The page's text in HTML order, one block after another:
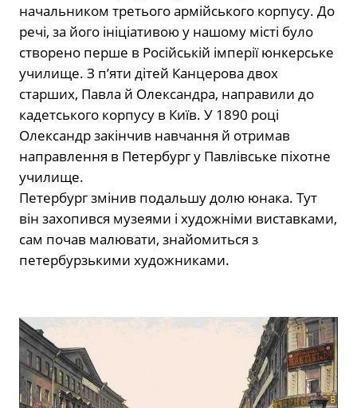
начальником третього армійського корпусу. До
речі, за його ініціативою у нашому місті було
створено перше в Російській імперії юнкерське
училище. З п’яти дітей Канцерова двох
старших, Павла й Олександра, направили до
кадетського корпусу в Київ. У 1890 році
Олександр закінчив навчання й отримав
направлення в Петербург у Павлівське піхотне
училище.
Петербург змінив подальшу долю юнака. Тут
він захопився музеями і художніми виставками,
сам почав малювати, знайомиться з
петербурзькими художниками.